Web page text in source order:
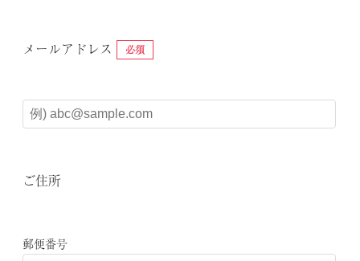
メールアドレス 必須
ご住所
郵便番号